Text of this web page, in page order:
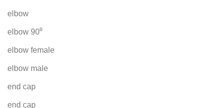
elbow
elbow 90⁰
elbow female
elbow male
end cap
end cap